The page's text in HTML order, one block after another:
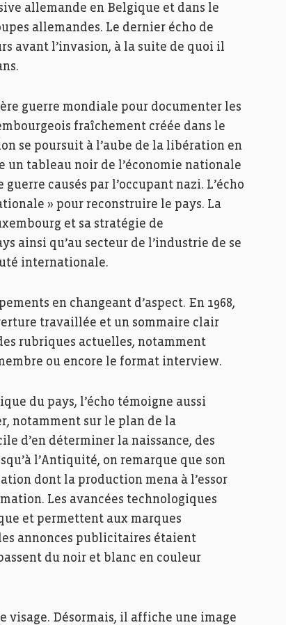
allemande en Belgique et dans le
allemandes. Le dernier écho de
avant l’invasion, à la suite de quoi il
guerre mondiale pour documenter les
fraîchement créée dans le
se poursuit à l’aube de la libération en
un tableau noir de l’économie nationale
causés par l’occupant nazi. L’écho
» pour reconstruire le pays. La
et sa stratégie de
ainsi qu’au secteur de l’industrie de se
internationale.
en changeant d’aspect. En 1968,
travaillée et un sommaire clair
rubriques actuelles, notamment
ou encore le format interview.
du pays, l’écho témoigne aussi
notamment sur le plan de la
d’en déterminer la naissance, des
l’Antiquité, on remarque que son
dont la production mena à l’essor
Les avancées technologiques
et permettent aux marques
annonces publicitaires étaient
du noir et blanc en couleur
visage. Désormais, il affiche une image